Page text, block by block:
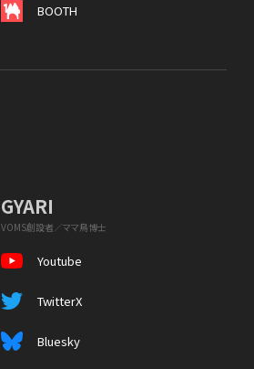
BOOTH
GYARI
VOMS創設者／ママ鳥博士
Youtube
TwitterX
Bluesky